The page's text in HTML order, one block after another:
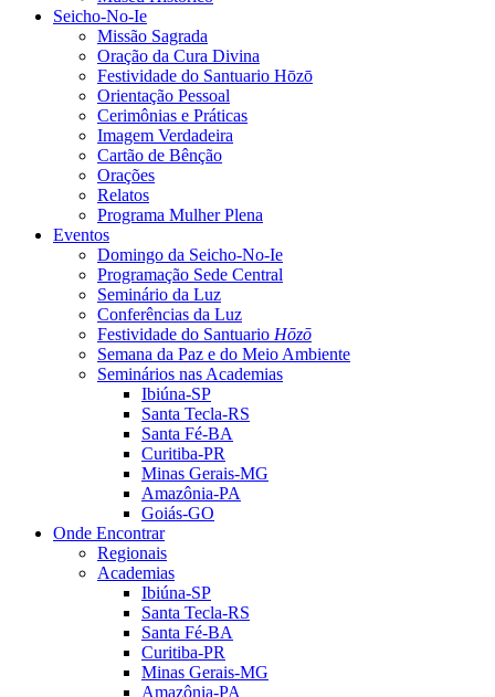
Seicho-No-Ie
Missão Sagrada
Oração da Cura Divina
Festividade do Santuario Hōzō
Orientação Pessoal
Cerimônias e Práticas
Imagem Verdadeira
Cartão de Bênção
Orações
Relatos
Programa Mulher Plena
Eventos
Domingo da Seicho-No-Ie
Programação Sede Central
Seminário da Luz
Conferências da Luz
Festividade do Santuario Hōzō
Semana da Paz e do Meio Ambiente
Seminários nas Academias
Ibiúna-SP
Santa Tecla-RS
Santa Fé-BA
Curitiba-PR
Minas Gerais-MG
Amazônia-PA
Goiás-GO
Onde Encontrar
Regionais
Academias
Ibiúna-SP
Santa Tecla-RS
Santa Fé-BA
Curitiba-PR
Minas Gerais-MG
Amazônia-PA